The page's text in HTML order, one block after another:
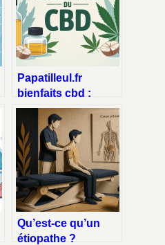
Papatilleul.fr
bienfaits cbd :
guide complet et
concret pour mieux
comprendre
Qu’est-ce qu’un
étiopathe ?